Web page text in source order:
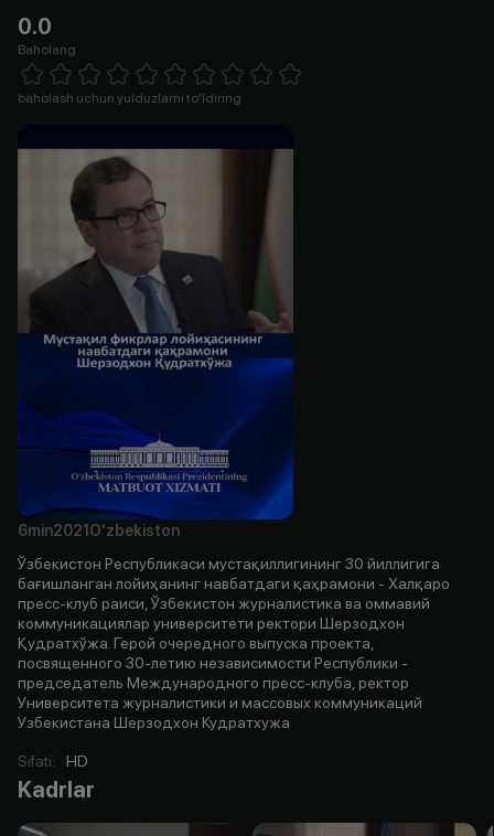
0.0
Baholang
1 Star 2 Stars 3 Stars 4 Stars5 Stars 6 Stars7 Stars8 Stars
baholash uchun yulduzlarni to'ldiring
6min2021 O'zbekiston
Ўзбекистон Республикаси мустақиллигининг 30 йиллигига
бағишланган лойиҳанинг навбатдаги қаҳрамони - Халқаро
пресс-клуб раиси, Ўзбекистон журналистика ва оммавий
коммуникациялар университети ректори Шерзодхон
Қудратхўжа. Герой очередного выпуска проекта,
посвященного 30-летию независимости Республики -
председатель Международного пресс-клуба, ректор
Университета журналистики и массовых коммуникаций
Узбекистана Шерзодхон Кудратхужа
Sifati: HD
Kadrlar